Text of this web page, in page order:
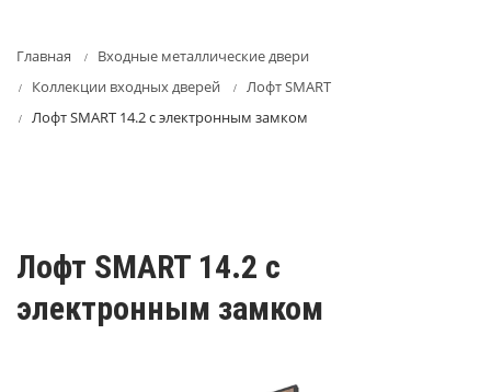
Главная
Входные металлические двери
Коллекции входных дверей
Лофт SMART
Лофт SMART 14.2 с электронным замком
Лофт SMART 14.2 с
электронным замком